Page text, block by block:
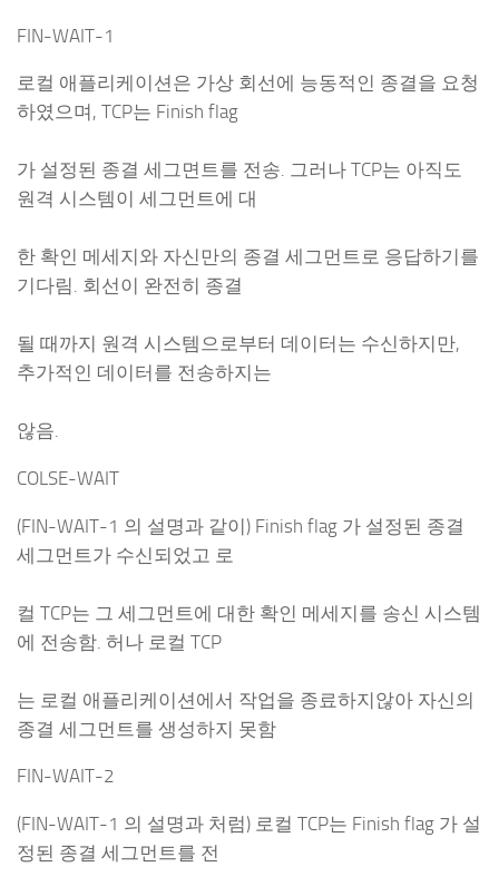
FIN-WAIT-1
로컬 애플리케이션은 가상 회선에 능동적인 종결을 요청
하였으며, TCP는 Finish flag
가 설정된 종결 세그면트를 전송. 그러나 TCP는 아직도
원격 시스템이 세그먼트에 대
한 확인 메세지와 자신만의 종결 세그먼트로 응답하기를
기다림. 회선이 완전히 종결
될 때까지 원격 시스템으로부터 데이터는 수신하지만,
추가적인 데이터를 전송하지는
않음.
COLSE-WAIT
(FIN-WAIT-1 의 설명과 같이) Finish flag 가 설정된 종결
세그먼트가 수신되었고 로
컬 TCP는 그 세그먼트에 대한 확인 메세지를 송신 시스템
에 전송함. 허나 로컬 TCP
는 로컬 애플리케이션에서 작업을 종료하지않아 자신의
종결 세그먼트를 생성하지 못함
FIN-WAIT-2
(FIN-WAIT-1 의 설명과 처럼) 로컬 TCP는 Finish flag 가 설
정된 종결 세그먼트를 전